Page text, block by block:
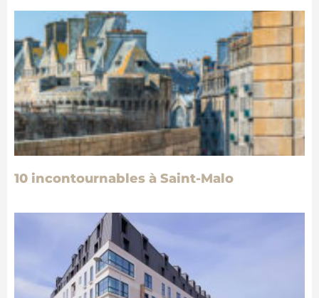
10 incontournables à Saint-Malo